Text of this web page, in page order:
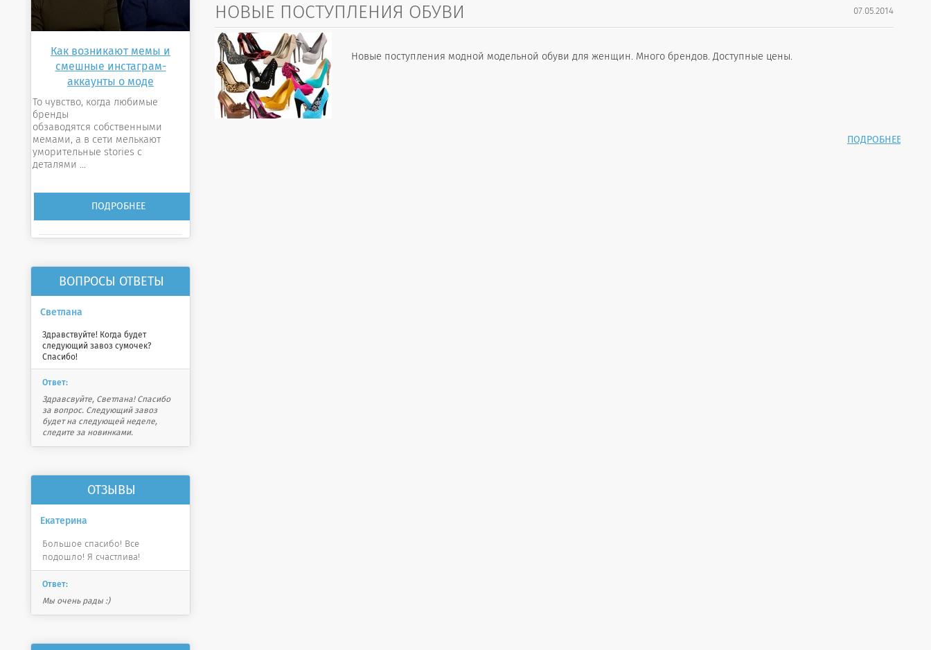
Как возникают мемы и
смешные инстаграм-
аккаунты о моде
То чувство, когда любимые
бренды
обзаводятся собственными
мемами, а в сети мелькают
уморительные stories с
деталями ...
ПОДРОБНЕЕ
ВОПРОСЫ ОТВЕТЫ
Светлана
Здравствуйте! Когда будет
следующий завоз сумочек?
Спасибо!
Ответ:
Здравсвуйте, Светлана! Спасибо
за вопрос. Следующий завоз
будет на следующей неделе,
следите за новинками.
ОТЗЫВЫ
Екатерина
Большое спасибо! Все
подошло! Я счастлива!
Ответ:
Мы очень рады :)
07.05.2014
НОВЫЕ ПОСТУПЛЕНИЯ ОБУВИ
Новые поступления модной модельной обуви для женщин. Много брендов. Доступные цены.
ПОДРОБНЕЕ